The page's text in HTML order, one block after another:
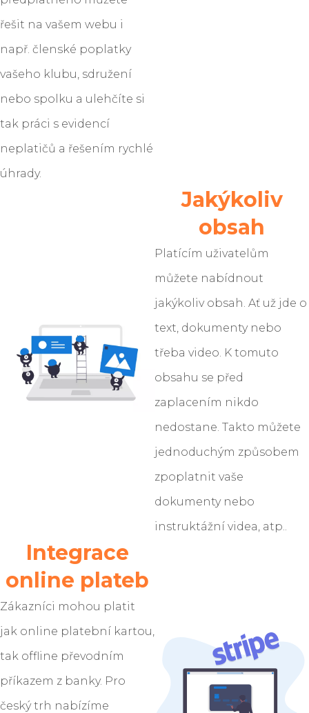
řešit na vašem webu i
např. členské poplatky
vašeho klubu, sdružení
nebo spolku a ulehčíte si
tak práci s evidencí
neplatičů a řešením rychlé
úhrady.
Jakýkoliv
obsah
Platícím uživatelům
můžete nabídnout
jakýkoliv obsah. Ať už jde o
text, dokumenty nebo
třeba video. K tomuto
obsahu se před
zaplacením nikdo
nedostane. Takto můžete
jednoduchým způsobem
zpoplatnit vaše
dokumenty nebo
instruktážní videa, atp..
Integrace
online plateb
Zákazníci mohou platit
jak online platební kartou,
tak offline převodním
příkazem z banky. Pro
český trh nabízíme